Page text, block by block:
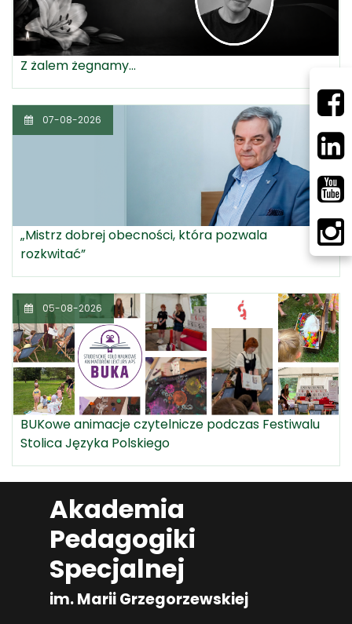
Z żalem żegnamy...
07-08-2026
„Mistrz dobrej obecności, która pozwala
rozkwitać”
05-08-2026
BUKowe animacje czytelnicze podczas Festiwalu
Stolica Języka Polskiego
Akademia
Pedagogiki
Specjalnej
im. Marii Grzegorzewskiej